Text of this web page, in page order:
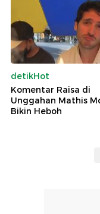
detikHot
Komentar Raisa di
Unggahan Mathis
Bikin Heboh